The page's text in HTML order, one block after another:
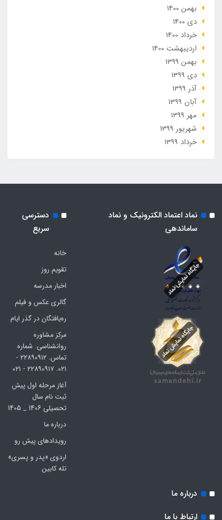
بهمن 1400
دی 1400
خرداد 1400
ارديبهشت 1400
بهمن 1399
دی 1399
آذر 1399
آبان 1399
مهر 1399
شهریور 1399
خرداد 1399
نماد اعتماد الکترونیک و نماد
ساماندهی
دسترسی
سریع
خانه
تقویم روز
اخبار مدرسه
گالری عکس و فیلم
ره‌یافتگان در گذر ایام
مرکز مشاوره
روانشناسی. شماره
تماس. ۲۲۸۹۰۹۱۲ -
۰۲۱. ۲۲۸۹۰۹۱۷ - ۰۲۱
آغاز مرحله اول پیش
ثبت نام سال
تحصیلی 1406 _ 1405
درباره ما
رویدادهای پیش رو
اردوی «پدر و پسری»
تله کابین
درباره ما
ارتباط با ما